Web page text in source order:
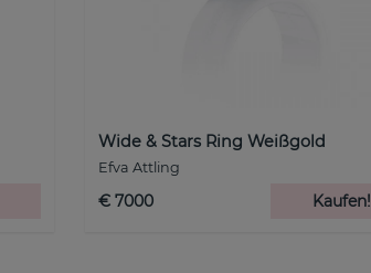
Wide & Stars Ring Weißgold
Efva Attling
€ 7000 Kaufen!